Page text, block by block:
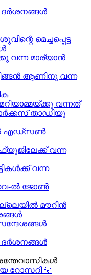
ദർശനങ്ങൾ
മെച്ചപ്പെട്ട
വന്ന മാര്യാന്‍
ആണിനു വന്ന
വന്നത്
താഡിയു
ൽ എഡ്സൺ
വന്ന
വന്ന
ൽ ജോൺ
മൗറീൻ
സന്ദേശങ്ങൾ
ദർശനങ്ങൾ
റോസറി 🌹